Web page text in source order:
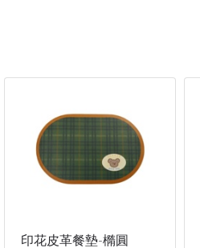
印花皮革餐墊-橢圓